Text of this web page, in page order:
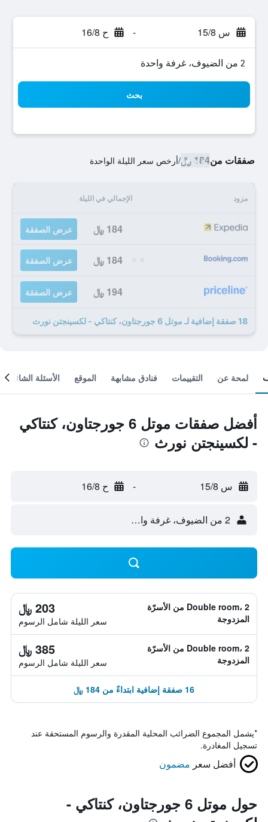
س 15/8 - ح 16/8
2 من الضيوف، غرفة واحدة
بحث
صفقات من184 ﷼ /أرخص سعر الليلة الواحدة
مزود الإجمالي في الليلة
184 ﷼ عرض الصفقة
184 ﷼ عرض الصفقة
194 ﷼ عرض الصفقة
18 صفقة إضافية لـ موتل 6 جورجتاون، كنتاكي - لكسينجتن نورث
لمحة عن التقييمات فنادق مشابهة الموقع الأسئلة الشائعة
أفضل صفقات موتل 6 جورجتاون، كنتاكي
- لكسينجتن نورث
س 15/8 - ح 16/8
2 من الضيوف، غرفة واحدة
Double room، 2 من الأسرّة
المزدوجة
203 ﷼
سعر الليلة شامل الرسوم
Double room، 2 من الأسرّة
المزدوجة
385 ﷼
سعر الليلة شامل الرسوم
16 صفقة إضافية ابتداءً من 184 ﷼
*يشمل المجموع الضرائب المحلية المقدرة والرسوم المستحقة عند
تسجيل المغادرة.
أفضل سعر مضمون
حول موتل 6 جورجتاون، كنتاكي -